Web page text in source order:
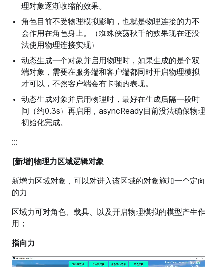
理对象逐渐收缩的效果。
角色目前不受物理模拟影响，也就是物理连接的力不
会作用在角色身上。（蜘蛛侠荡秋千的效果现在还没
法使用物理连接实现）
动态生成一个对象并启用物理时，如果生成的是个双
端对象，需要在服务端和客户端都同时开启物理模拟
才可以，不然客户端会有卡顿的表现。
动态生成对象并启用物理时，最好在生成后隔一段时
间（约0.3s）再启用，asyncReady目前没法确保物理
初始化完成。
:::
[新增]物理力区域逻辑对象
新增力区域对象，可以对进入该区域的对象施加一个定向
的力；
区域力可对角色、载具、以及开启物理模拟的模型产生作
用；
指向力